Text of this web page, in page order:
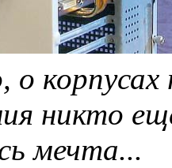
о
никто
мечта...